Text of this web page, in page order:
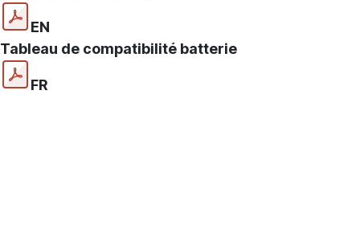
EN
Tableau de compatibilité batterie
FR